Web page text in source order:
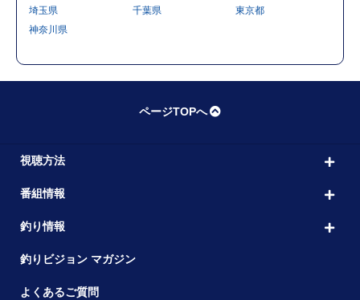
埼玉県
千葉県
東京都
神奈川県
ページTOPへ
視聴方法
番組情報
釣り情報
釣りビジョン マガジン
よくあるご質問